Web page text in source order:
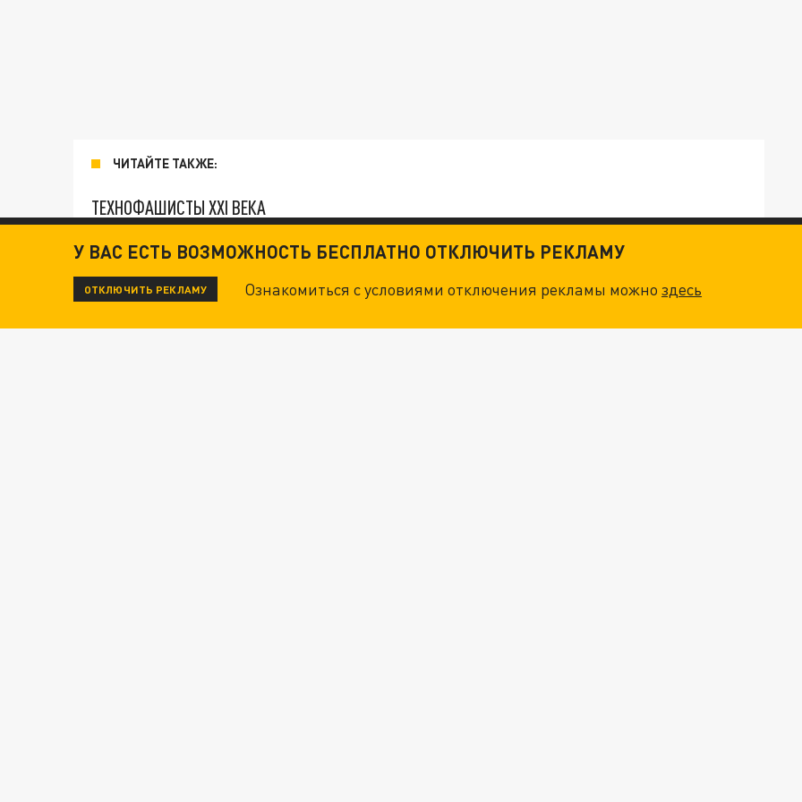
ЧИТАЙТЕ ТАКЖЕ:
ТЕХНОФАШИСТЫ XXI ВЕКА
"КРОТАМИ" БЫЛИ ВСЕ? ТЕРАКТ В ЦЕНТРЕ МОСКВЫ: НА ГЕНЕРАЛОВ ОХОТЯТСЯ "ЖИВЫЕ ДРОНЫ"
У ВАС ЕСТЬ ВОЗМОЖНОСТЬ БЕСПЛАТНО ОТКЛЮЧИТЬ РЕКЛАМУ
ОТКЛЮЧИТЬ РЕКЛАМУ Ознакомиться с условиями отключения рекламы можноздесь